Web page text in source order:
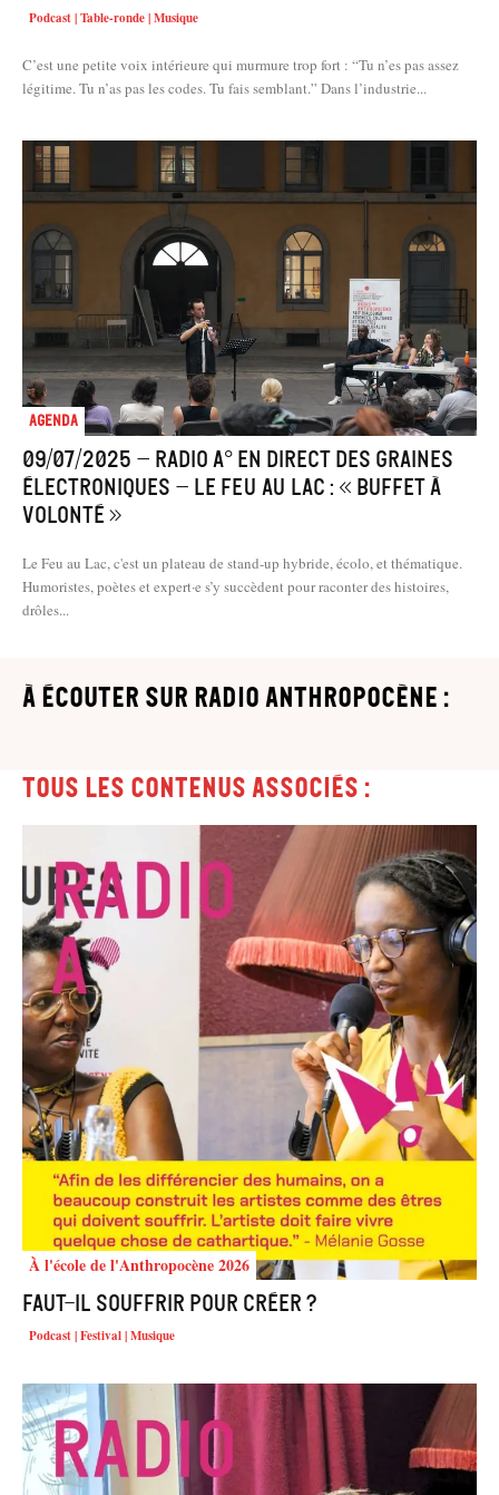
Podcast | Table-ronde | Musique
C’est une petite voix intérieure qui murmure trop fort : “Tu n’es pas assez
légitime. Tu n’as pas les codes. Tu fais semblant.” Dans l’industrie...
Agenda
09/07/2025 – Radio A° en direct des Graines
électroniques – Le feu au lac : « Buffet à
volonté »
Le Feu au Lac, c'est un plateau de stand-up hybride, écolo, et thématique.
Humoristes, poètes et expert·e s’y succèdent pour raconter des histoires,
drôles...
à écouter sur Radio Anthropocène :
Tous les contenus associés :
À l'école de l'Anthropocène 2026
Faut-il souffrir pour créer ?
Podcast | Festival | Musique